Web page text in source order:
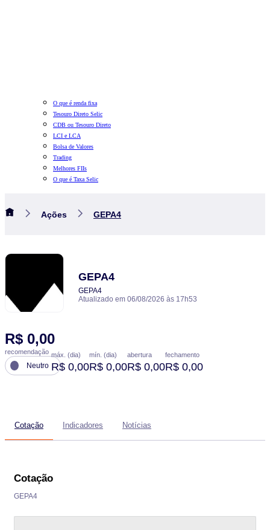
O que é renda fixa
Tesouro Direto Selic
CDB ou Tesouro Direto
LCI e LCA
Bolsa de Valores
Trading
Melhores FIIs
O que é Taxa Selic
Ações GEPA4
GEPA4
GEPA4
Atualizado em 06/08/2026 às 17h53
R$ 0,00
recomendação
Neutro
máx. (dia)
R$ 0,00
mín. (dia)
R$ 0,00
abertura
R$ 0,00
fechamento
R$ 0,00
Cotação Indicadores Notícias
Cotação
GEPA4